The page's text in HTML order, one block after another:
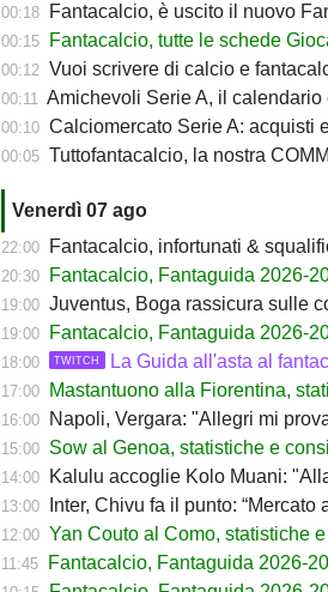
00:18 Fantacalcio, è uscito il nuovo
00:15 Fantacalcio, tutte le schede
00:12 Vuoi scrivere di calcio e
00:11 Amichevoli Serie A, il
00:10 Calciomercato Serie A: acquisti e
00:05 Tuttofantacalcio, la nostra
Venerdì 07 ago
22:00 Fantacalcio, infortunati &
20:30 Fantacalcio, Fantaguida 2026-
19:00 Juventus, Boga rassicura sulle
19:00 Fantacalcio, Fantaguida 2026-
18:00 TWITCH La Guida all'asta al
17:00 Mastantuono alla Fiorentina,
16:00 Napoli, Vergara: "Allegri mi prova
15:00 Sow al Genoa, statistiche e
14:00 Kalulu accoglie Kolo Muani:
13:00 Inter, Chivu fa il punto:
12:00 Yan Couto al Como, statistiche
11:45 Fantacalcio, Fantaguida 2026-